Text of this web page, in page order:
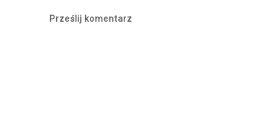
Prześlij komentarz